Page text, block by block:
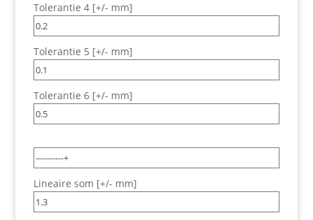
Tolerantie 4 [+/- mm]
Tolerantie 5 [+/- mm]
Tolerantie 6 [+/- mm]
Lineaire som [+/- mm]